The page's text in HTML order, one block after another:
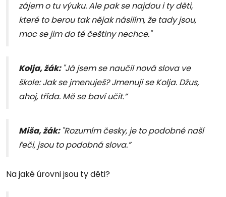
zájem o tu výuku. Ale pak se najdou i ty děti,
které to berou tak nějak násilím, že tady jsou,
moc se jim do té češtiny nechce."
Kolja, žák: "Já jsem se naučil nová slova ve
škole: Jak se jmenuješ? Jmenuji se Kolja. Džus,
ahoj, třída. Mě se baví učit.”
Míša, žák: "Rozumím česky, je to podobné naší
řeči, jsou to podobná slova.”
Na jaké úrovni jsou ty děti?